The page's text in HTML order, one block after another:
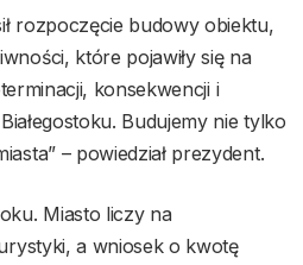
rozpoczęcie budowy obiektu,
które pojawiły się na
konsekwencji i
Budujemy nie tylko
– powiedział prezydent.
Miasto liczy na
a wniosek o kwotę